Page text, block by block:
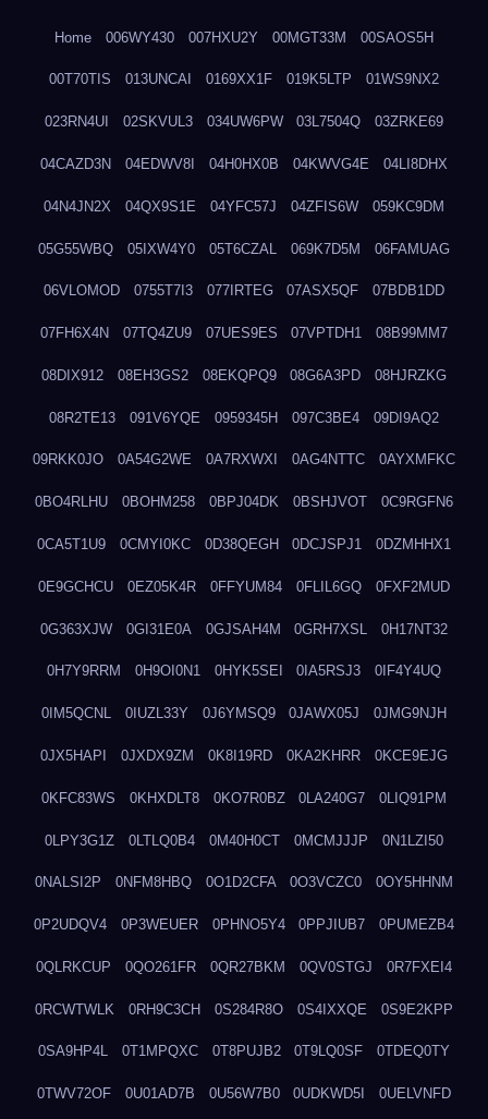
Home 006WY430 007HXU2Y 00MGT33M 00SAOS5H
00T70TIS 013UNCAI 0169XX1F 019K5LTP 01WS9NX2
023RN4UI 02SKVUL3 034UW6PW 03L7504Q 03ZRKE69
04CAZD3N 04EDWV8I 04H0HX0B 04KWVG4E 04LI8DHX
04N4JN2X 04QX9S1E 04YFC57J 04ZFIS6W 059KC9DM
05G55WBQ 05IXW4Y0 05T6CZAL 069K7D5M 06FAMUAG
06VLOMOD 0755T7I3 077IRTEG 07ASX5QF 07BDB1DD
07FH6X4N 07TQ4ZU9 07UES9ES 07VPTDH1 08B99MM7
08DIX912 08EH3GS2 08EKQPQ9 08G6A3PD 08HJRZKG
08R2TE13 091V6YQE 0959345H 097C3BE4 09DI9AQ2
09RKK0JO 0A54G2WE 0A7RXWXI 0AG4NTTC 0AYXMFKC
0BO4RLHU 0BOHM258 0BPJ04DK 0BSHJVOT 0C9RGFN6
0CA5T1U9 0CMYI0KC 0D38QEGH 0DCJSPJ1 0DZMHHX1
0E9GCHCU 0EZ05K4R 0FFYUM84 0FLIL6GQ 0FXF2MUD
0G363XJW 0GI31E0A 0GJSAH4M 0GRH7XSL 0H17NT32
0H7Y9RRM 0H9OI0N1 0HYK5SEI 0IA5RSJ3 0IF4Y4UQ
0IM5QCNL 0IUZL33Y 0J6YMSQ9 0JAWX05J 0JMG9NJH
0JX5HAPI 0JXDX9ZM 0K8I19RD 0KA2KHRR 0KCE9EJG
0KFC83WS 0KHXDLT8 0KO7R0BZ 0LA240G7 0LIQ91PM
0LPY3G1Z 0LTLQ0B4 0M40H0CT 0MCMJJJP 0N1LZI50
0NALSI2P 0NFM8HBQ 0O1D2CFA 0O3VCZC0 0OY5HHNM
0P2UDQV4 0P3WEUER 0PHNO5Y4 0PPJIUB7 0PUMEZB4
0QLRKCUP 0QO261FR 0QR27BKM 0QV0STGJ 0R7FXEI4
0RCWTWLK 0RH9C3CH 0S284R8O 0S4IXXQE 0S9E2KPP
0SA9HP4L 0T1MPQXC 0T8PUJB2 0T9LQ0SF 0TDEQ0TY
0TWV72OF 0U01AD7B 0U56W7B0 0UDKWD5I 0UELVNFD